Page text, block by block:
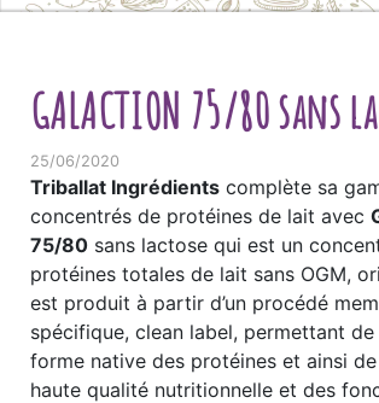
GALACTION 75/80 sans
25/06/2020
Triballat Ingrédients complète sa
concentrés de protéines de lait avec
75/80 sans lactose qui est un
protéines totales de lait sans OGM,
est produit à partir d’un procédé
spécifique, clean label, permettant
forme native des protéines et ainsi
haute qualité nutritionnelle et des